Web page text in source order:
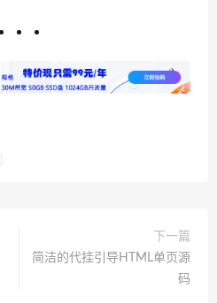
下一篇
简洁的代挂引导HTML单页源
码